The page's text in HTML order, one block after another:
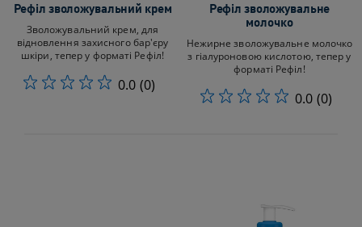
Рефіл зволожувальний крем​
Зволожувальний крем, для
відновлення захисного бар'єру
шкіри, тепер у форматі Рефіл!​
0.0 (0)
Рефіл зволожувальне
молочко​
Нежирне зволожувальне молочко
з гіалуроновою кислотою, тепер у
форматі Рефіл!​
0.0 (0)